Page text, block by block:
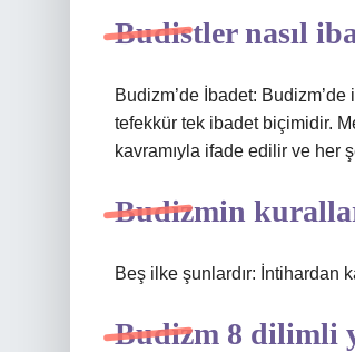
Budistler nasıl
Budizm’de İbadet:
tefekkür tek ibadet biçimidir.
kavramıyla ifade edilir ve her
Budizmin
Beş ilke şunlardır: İntihardan
Budizm 8 dilimli